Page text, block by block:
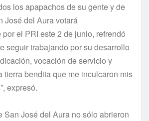
los apapachos de su gente y de
José del Aura votará
el PRI este 2 de junio, refrendó
seguir trabajando por su desarrollo
vocación de servicio y
tierra bendita que me inculcaron mis
expresó.
San José del Aura no sólo abrieron